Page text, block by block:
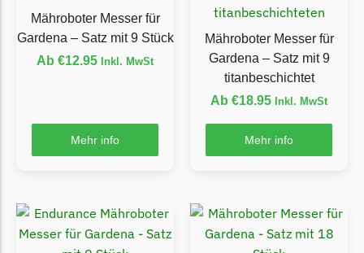
Einhell
Einhell Messer
Etesia Messer
Begrenzungsdraht
Eufy Messer
Mähroboter Messer für
Gardena – Satz mit 9 Stück
Ab €12.95 Inkl. MwSt
Mehr info
Mähroboter Messer für
Gardena – Satz mit 9
titanbeschichtet
Ab €18.95 Inkl. MwSt
Mehr info